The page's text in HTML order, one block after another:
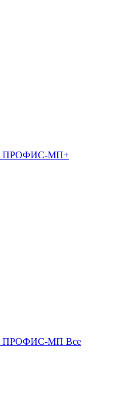
ПРОФИС-МП+
ПРОФИС-МП Все